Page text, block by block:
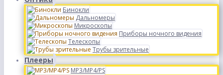
Бинокли
Дальномеры
Микроскопы
Приборы ночного видения
Телескопы
Трубы зрительные
Плееры
MP3/MP4/PS